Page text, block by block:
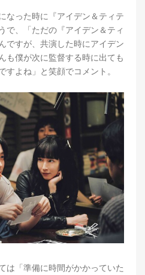
なった時に『アイデン＆ティテ
で、「ただの『アイデン＆ティ
ですが、共演した時にアイデン
も僕が次に監督する時に出ても
すよね」と笑顔でコメント。
は「準備に時間がかかっていた